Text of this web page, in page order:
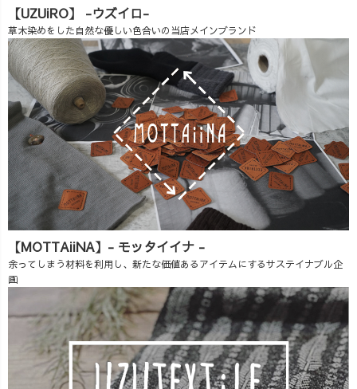
【UZUiRO】 -ウズイロ-
草木染めをした自然な優しい色合いの当店メインブランド
【MOTTAiiNA】- モッタイイナ -
余ってしまう材料を利用し、新たな価値あるアイテムにするサステイナブル企
画